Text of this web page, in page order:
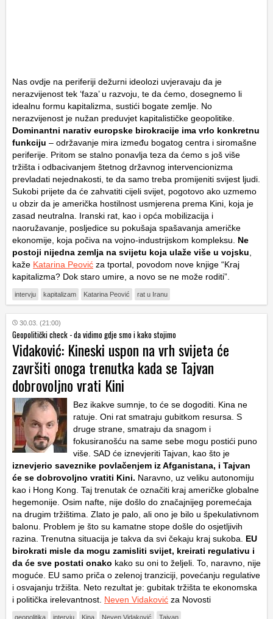
Nas ovdje na periferiji dežurni ideolozi uvjeravaju da je
nerazvijenost tek ‘faza’ u razvoju, te da ćemo, dosegnemo li
idealnu formu kapitalizma, sustići bogate zemlje. No
nerazvijenost je nužan preduvjet kapitalističke geopolitike.
Dominantni narativ europske birokracije ima vrlo konkretnu
funkciju – održavanje mira između bogatog centra i siromašne
periferije. Pritom se stalno ponavlja teza da ćemo s još više
tržišta i odbacivanjem štetnog državnog intervencionizma
prevladati nejednakosti, te da samo treba promijeniti svijest ljudi.
Sukobi prijete da će zahvatiti cijeli svijet, pogotovo ako uzmemo
u obzir da je američka hostilnost usmjerena prema Kini, koja je
zasad neutralna. Iranski rat, kao i opća mobilizacija i
naoružavanje, posljedice su pokušaja spašavanja američke
ekonomije, koja počiva na vojno-industrijskom kompleksu.
Ne
postoji nijedna zemlja na svijetu koja ulaže više u vojsku
kaže Katarina Peović za tportal, povodom nove knjige “Kraj
kapitalizma? Dok staro umire, a novo se ne može roditi”.
intervju kapitalizam Katarina Peović rat u Iranu
30.03. (21:00)
Geopolitički check - da vidimo gdje smo i kako stojimo
Vidaković: Kineski uspon na vrh svijeta će
završiti onoga trenutka kada se Tajvan
dobrovoljno vrati Kini
Bez ikakve sumnje, to će se dogoditi. Kina ne
ratuje. Oni rat smatraju gubitkom resursa. S
druge strane, smatraju da snagom i
fokusiranošću na same sebe mogu postići puno
više. SAD će iznevjeriti Tajvan, kao što je
iznevjerio saveznike povlačenjem iz Afganistana, i Tajvan
će se dobrovoljno vratiti Kini. Naravno, uz veliku autonomiju
kao i Hong Kong. Taj trenutak će označiti kraj američke globalne
hegemonije. Osim nafte, nije došlo do značajnijeg poremećaja
na drugim tržištima. Zlato je palo, ali ono je bilo u špekulativnom
balonu. Problem je što su kamatne stope došle do osjetljivih
razina. Trenutna situacija je takva da svi čekaju kraj sukoba. EU
birokrati misle da mogu zamisliti svijet, kreirati regulativu i
da će sve postati onako kako su oni to željeli. To, naravno, nije
moguće. EU samo priča o zelenoj tranziciji, povećanju regulative
i osvajanju tržišta. Neto rezultat je: gubitak tržišta te ekonomska
i politička irelevantnost. Neven Vidaković za Novosti
geopolitika intervju Kina Neven Vidaković Tajvan